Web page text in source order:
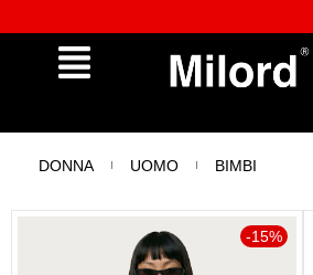
DONNA UOMO BIMBI
-15%